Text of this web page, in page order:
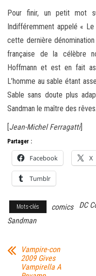
Pour finir, un petit mot
Indifféremment appelé «
cette dernière
française de la célèbre
Hoffmann et est en fait
L’homme au sable étant
Sable sans doute plus
Sandman le maître des rêves.
Jean-Michel Ferragatti]
Partager :
Facebook X
Tumblr
Mots-clés comics DC
Sandman
Vampire-con
2009 Gives
Vampirella A